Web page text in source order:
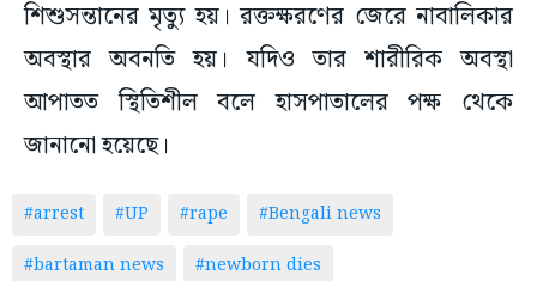
শিশুসন্তানের মৃত্যু হয়। রক্তক্ষরণের জেরে নাবালিকার
অবস্থার অবনতি হয়। যদিও তার শারীরিক অবস্থা
আপাতত স্থিতিশীল বলে হাসপাতালের পক্ষ থেকে
জানানো হয়েছে।
#arrest #UP #rape
#Bengali news
#bartaman news
#newborn dies